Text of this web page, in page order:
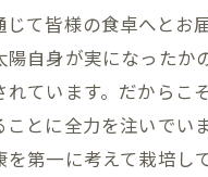
て皆様の食卓へとお
自身が実になったか
ています。だからこ
とに全力を注いでい
第一に考えて栽培し